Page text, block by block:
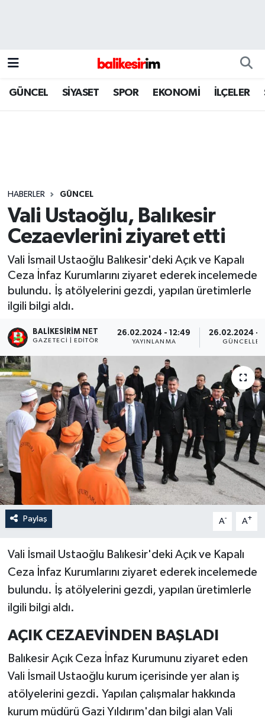
GÜNCEL SİYASET SPOR EKONOMİ İLÇELER
HABERLER GÜNCEL
Vali Ustaoğlu, Balıkesir
Cezaevlerini ziyaret etti
Vali İsmail Ustaoğlu Balıkesir'deki Açık ve Kapalı
Ceza İnfaz Kurumlarını ziyaret ederek incelemede
bulundu. İş atölyelerini gezdi, yapılan üretimlerle
ilgili bilgi aldı.
BALIKESIRIM NET
GAZETECI | EDITÖR
26.02.2024 - 12:49
YAYINLANMA
26.02.2024 -
Paylaş A- A+
Vali İsmail Ustaoğlu Balıkesir'deki Açık ve Kapalı
Ceza İnfaz Kurumlarını ziyaret ederek incelemede
bulundu. İş atölyelerini gezdi, yapılan üretimlerle
ilgili bilgi aldı.
AÇIK CEZAEVİNDEN BAŞLADI
Balıkesir Açık Ceza İnfaz Kurumunu ziyaret eden
Vali İsmail Ustaoğlu kurum içerisinde yer alan iş
atölyelerini gezdi. Yapılan çalışmalar hakkında
kurum müdürü Gazi Yıldırım'dan bilgi alan Vali